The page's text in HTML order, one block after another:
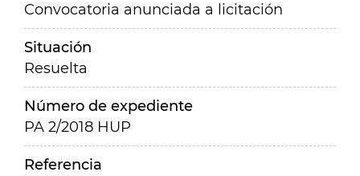
Convocatoria anunciada a licitación
Situación
Resuelta
Número de expediente
PA 2/2018 HUP
Referencia